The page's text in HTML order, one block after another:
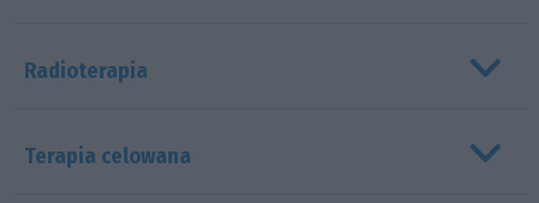
Radioterapia
Terapia celowana